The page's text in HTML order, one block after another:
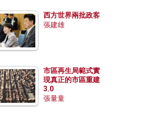
西方世界兩批政客
張建雄
市區再生局範式實
現真正的市區重建
3.0
張量童